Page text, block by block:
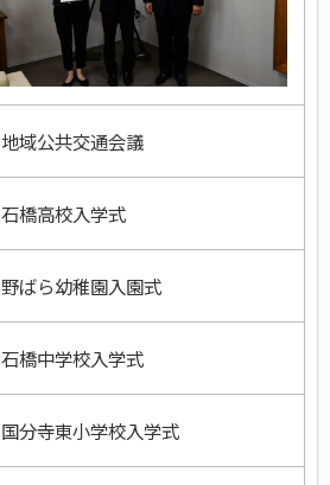
地域公共交通会議
石橋高校入学式
野ばら幼稚園入園式
石橋中学校入学式
国分寺東小学校入学式